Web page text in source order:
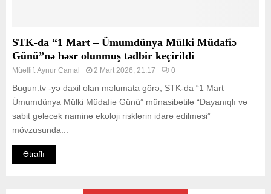
STK-da “1 Mart – Ümumdünya Mülki Müdafiə
Günü”nə həsr olunmuş tədbir keçirildi
Müəllif:Aynur Camal 2 Mart 2026, 21:17 0
Bugun.tv -yə daxil olan məlumata görə, STK-da “1 Mart –
Ümumdünya Mülki Müdafiə Günü” münasibətilə “Dayanıqlı və
sabit gələcək naminə ekoloji risklərin idarə edilməsi”
mövzusunda...
Ətraflı